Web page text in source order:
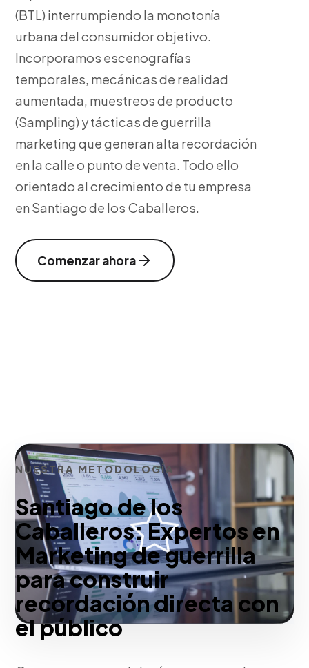
(BTL) interrumpiendo la monotonía
urbana del consumidor objetivo.
Incorporamos escenografías
temporales, mecánicas de realidad
aumentada, muestreos de producto
(Sampling) y tácticas de guerrilla
marketing que generan alta recordación
en la calle o punto de venta. Todo ello
orientado al crecimiento de tu empresa
en Santiago de los Caballeros.
Comenzar ahora
NUESTRA METODOLOGÍA
Santiago de los
Caballeros: Expertos en
Marketing de guerrilla
para construir
recordación directa con
el público